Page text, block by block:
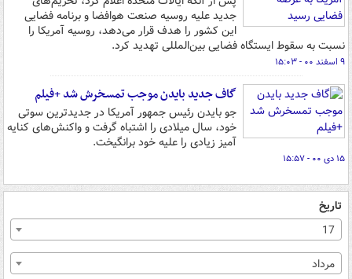
جدید علیه روسیه صنعت هوافضا و برنامه فضایی
این کشور را هدف قرار می‌دهد، روسیه آمریکا را
نسبت به سقوط ایستگاه فضایی بین‌المللی تهدید کرد.
۹ اسفند ۰۰ - ۱۵:۰۳
گاف جدید بایدن موجب تمسخرش شد +فیلم
جو بایدن رئیس جمهور آمریکا در جدیدترین سوتی
خود، سال میلادی را اشتباه گرفت و واکنش‌های کنایه
آمیز زیادی را علیه خود برانگیخت.
۱۵ دی ۰۰ - ۱۵:۵۷
تاریخ
17
مرداد